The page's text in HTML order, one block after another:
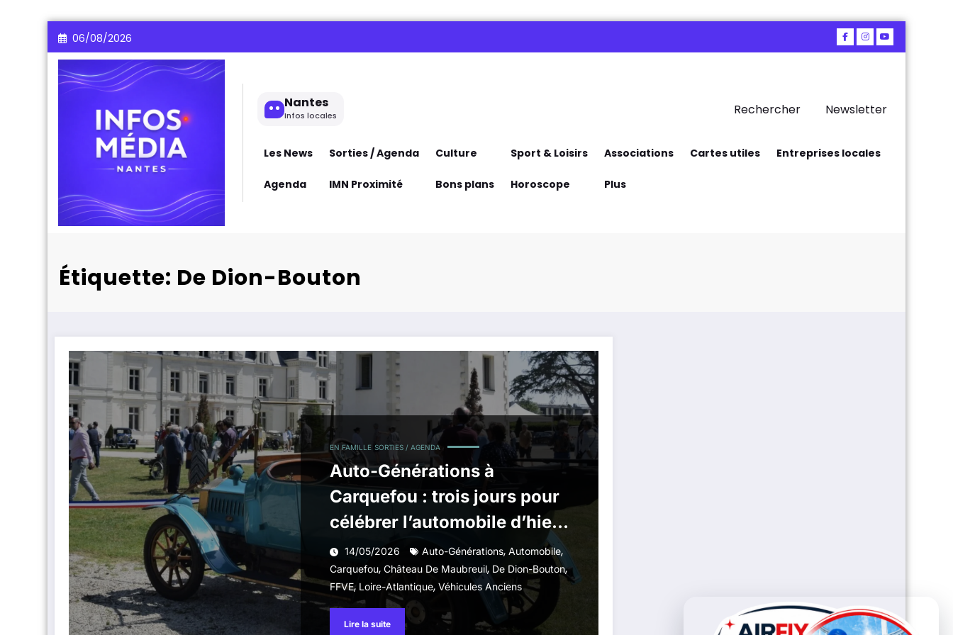
Aller
au
contenu
06/08/2026
Nantes
Infos locales Rechercher Newsletter
Les News Sorties / Agenda Culture Sport & Loisirs Associations Cartes utiles Entreprises locales
Agenda IMN Proximité Bons plans Horoscope Plus
Étiquette: De Dion-Bouton
EN FAMILLE SORTIES / AGENDA
Auto-Générations à
Carquefou : trois jours pour
célébrer l’automobile d’hier
et de demain
14/05/2026 Auto-Générations, Automobile,
Carquefou, Château De Maubreuil, De Dion-Bouton,
FFVE, Loire-Atlantique, Véhicules Anciens
Lire la suite